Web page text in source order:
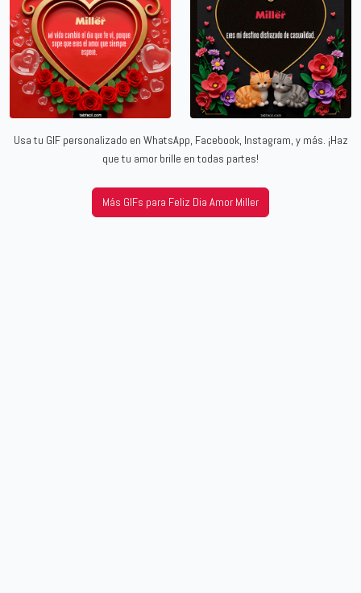
Usa tu GIF personalizado en WhatsApp, Facebook, Instagram, y más. ¡Haz
que tu amor brille en todas partes!
Más GIFs para Feliz Dia Amor Miller